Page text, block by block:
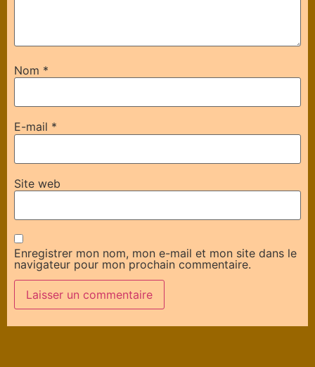
Nom *
E-mail *
Site web
Enregistrer mon nom, mon e-mail et mon site dans le
navigateur pour mon prochain commentaire.
Alternative: